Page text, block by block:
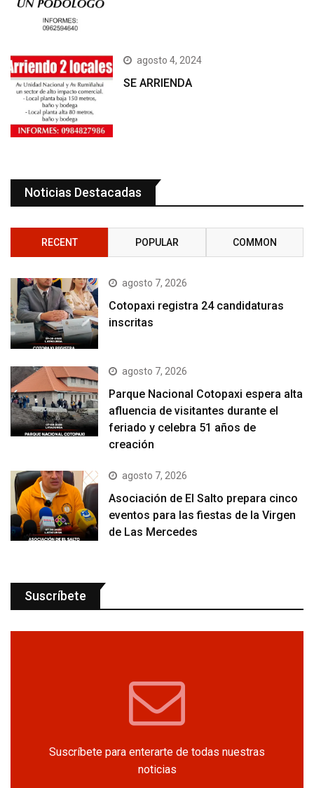
agosto 4, 2024
SE ARRIENDA
Noticias Destacadas
RECENT POPULAR COMMON
agosto 7, 2026
Cotopaxi registra 24 candidaturas
inscritas
agosto 7, 2026
Parque Nacional Cotopaxi espera alta
afluencia de visitantes durante el
feriado y celebra 51 años de
creación
agosto 7, 2026
Asociación de El Salto prepara cinco
eventos para las fiestas de la Virgen
de Las Mercedes
Suscríbete
Suscríbete para enterarte de todas nuestras
noticias